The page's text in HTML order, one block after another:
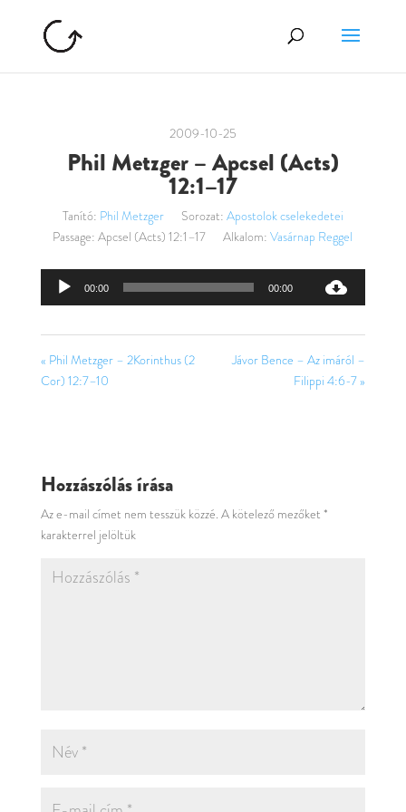
2009-10-25
Phil Metzger – Apcsel (Acts)
12:1–17
Tanító: Phil Metzger Sorozat: Apostolok cselekedetei
Passage: Apcsel (Acts) 12:1–17 Alkalom: Vasárnap Reggel
Audió
00:00 00:00
« Phil Metzger – 2Korinthus (2
Cor) 12:7–10
Jávor Bence – Az imáról –
Filippi 4:6-7 »
Hozzászólás írása
Az e-mail címet nem tesszük közzé. A kötelező mezőket *
karakterrel jelöltük